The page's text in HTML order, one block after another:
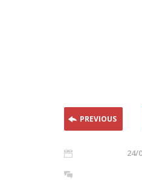
PREVIOUS
24/